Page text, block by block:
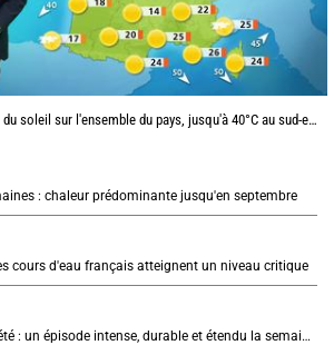
soleil sur l'ensemble du pays, jusqu'à 40°C au sud-est
: chaleur prédominante jusqu'en septembre
cours d'eau français atteignent un niveau critique
Cinquième canicule de l’été : un épisode intense, durable et étendu la semaine prochaine